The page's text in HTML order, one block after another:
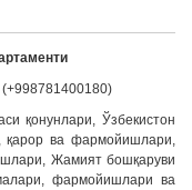
қонунлари, Ўзбекистон
қарор ва фармойишлари,
Жамият бошқаруви
фармойишлари ва